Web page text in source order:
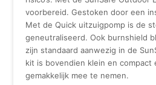
voorbereid. Gestoken door een
Met de Quick uitzuigpomp is de
geneutraliseerd. Ook burnshield
zijn standaard aanwezig in de
kit is bovendien klein en compact
gemakkelijk mee te nemen.